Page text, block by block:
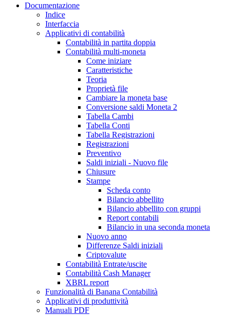
Documentazione
Indice
Interfaccia
Applicativi di contabilità
Contabilità in partita doppia
Contabilità multi-moneta
Come iniziare
Caratteristiche
Teoria
Proprietà file
Cambiare la moneta base
Conversione saldi Moneta 2
Tabella Cambi
Tabella Conti
Tabella Registrazioni
Registrazioni
Preventivo
Saldi iniziali - Nuovo file
Chiusure
Stampe
Scheda conto
Bilancio abbellito
Bilancio abbellito con gruppi
Report contabili
Bilancio in una seconda moneta
Nuovo anno
Differenze Saldi iniziali
Criptovalute
Contabilità Entrate/uscite
Contabilità Cash Manager
XBRL report
Funzionalità di Banana Contabilità
Applicativi di produttività
Manuali PDF